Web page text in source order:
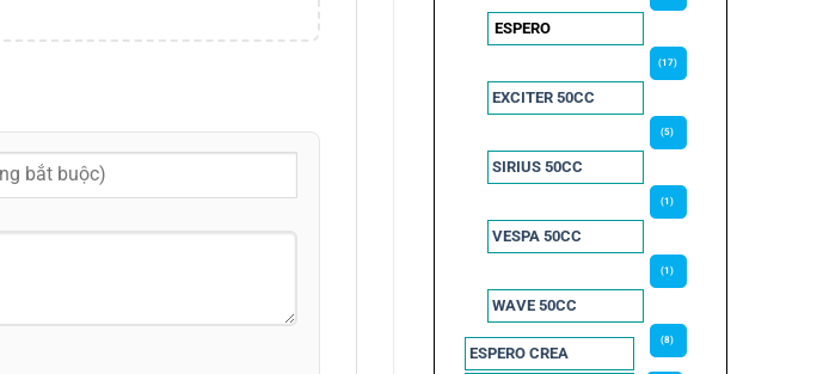
ESPERO
(17)
EXCITER 50CC
(5)
SIRIUS 50CC
(1)
VESPA 50CC
(1)
WAVE 50CC
(8)
ESPERO CREA